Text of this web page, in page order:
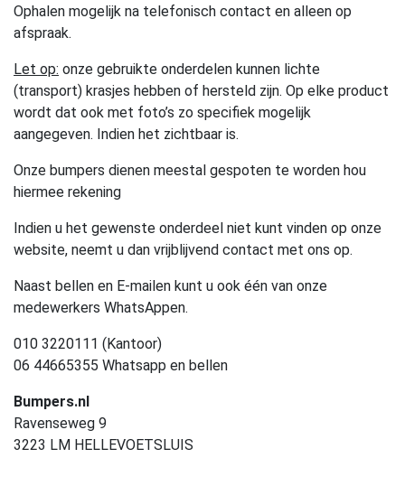
Ophalen mogelijk na telefonisch contact en alleen op
afspraak.
Let op: onze gebruikte onderdelen kunnen lichte
(transport) krasjes hebben of hersteld zijn. Op elke product
wordt dat ook met foto’s zo specifiek mogelijk
aangegeven. Indien het zichtbaar is.
Onze bumpers dienen meestal gespoten te worden hou
hiermee rekening
Indien u het gewenste onderdeel niet kunt vinden op onze
website, neemt u dan vrijblijvend contact met ons op.
Naast bellen en E-mailen kunt u ook één van onze
medewerkers WhatsAppen.
010 3220111 (Kantoor)
06 44665355 Whatsapp en bellen
Bumpers.nl
Ravenseweg 9
3223 LM HELLEVOETSLUIS